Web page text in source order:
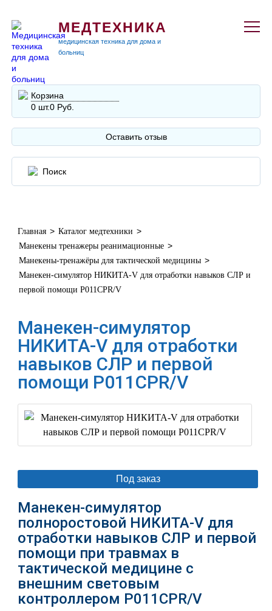
МЕДТЕХНИКА
медицинская техника для дома и
больниц
Корзина
0 шт.0 Руб.
Оставить отзыв
Главная > Каталог медтехники >
Манекены тренажеры реанимационные >
Манекены-тренажёры для тактической медицины >
Манекен-симулятор НИКИТА-V для отработки навыков СЛР и
первой помощи P011CPR/V
Манекен-симулятор
НИКИТА-V для отработки
навыков СЛР и первой
помощи P011CPR/V
Под заказ
Манекен-симулятор
полноростовой НИКИТА-V для
отработки навыков СЛР и первой
помощи при травмах в
тактической медицине с
внешним световым
контроллером P011CPR/V